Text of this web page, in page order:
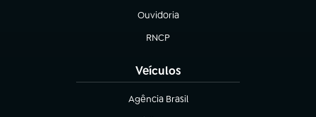
Ouvidoria
(abre em nova aba)
RNCP
(abre em nova aba)
Veículos
Agência Brasil
(abre em nova aba)